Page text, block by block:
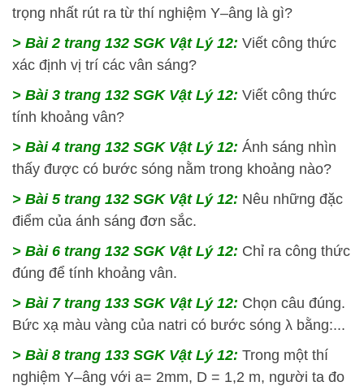
trọng nhất rút ra từ thí nghiệm Y–âng là gì?
> Bài 2 trang 132 SGK Vật Lý 12: Viết công thức
xác định vị trí các vân sáng?
> Bài 3 trang 132 SGK Vật Lý 12: Viết công thức
tính khoảng vân?
> Bài 4 trang 132 SGK Vật Lý 12: Ánh sáng nhìn
thấy được có bước sóng nằm trong khoảng nào?
> Bài 5 trang 132 SGK Vật Lý 12: Nêu những đặc
điểm của ánh sáng đơn sắc.
> Bài 6 trang 132 SGK Vật Lý 12: Chỉ ra công thức
đúng để tính khoảng vân.
> Bài 7 trang 133 SGK Vật Lý 12: Chọn câu đúng.
Bức xạ màu vàng của natri có bước sóng λ bằng:...
> Bài 8 trang 133 SGK Vật Lý 12: Trong một thí
nghiệm Y–âng với a= 2mm, D = 1,2 m, người ta đo